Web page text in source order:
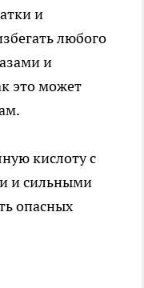
и
любого
и
это может
кислоту с
и сильными
опасных